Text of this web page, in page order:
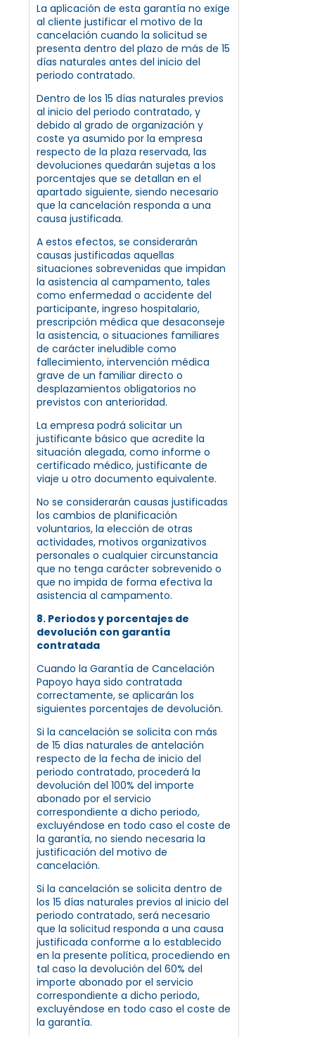
La aplicación de esta garantía no exige
al cliente justificar el motivo de la
cancelación cuando la solicitud se
presenta dentro del plazo de más de 15
días naturales antes del inicio del
periodo contratado.
Dentro de los 15 días naturales previos
al inicio del periodo contratado, y
debido al grado de organización y
coste ya asumido por la empresa
respecto de la plaza reservada, las
devoluciones quedarán sujetas a los
porcentajes que se detallan en el
apartado siguiente, siendo necesario
que la cancelación responda a una
causa justificada.
A estos efectos, se considerarán
causas justificadas aquellas
situaciones sobrevenidas que impidan
la asistencia al campamento, tales
como enfermedad o accidente del
participante, ingreso hospitalario,
prescripción médica que desaconseje
la asistencia, o situaciones familiares
de carácter ineludible como
fallecimiento, intervención médica
grave de un familiar directo o
desplazamientos obligatorios no
previstos con anterioridad.
La empresa podrá solicitar un
justificante básico que acredite la
situación alegada, como informe o
certificado médico, justificante de
viaje u otro documento equivalente.
No se considerarán causas justificadas
los cambios de planificación
voluntarios, la elección de otras
actividades, motivos organizativos
personales o cualquier circunstancia
que no tenga carácter sobrevenido o
que no impida de forma efectiva la
asistencia al campamento.
8. Periodos y porcentajes de
devolución con garantía
contratada
Cuando la Garantía de Cancelación
Papoyo haya sido contratada
correctamente, se aplicarán los
siguientes porcentajes de devolución.
Si la cancelación se solicita con más
de 15 días naturales de antelación
respecto de la fecha de inicio del
periodo contratado, procederá la
devolución del 100% del importe
abonado por el servicio
correspondiente a dicho periodo,
excluyéndose en todo caso el coste de
la garantía, no siendo necesaria la
justificación del motivo de
cancelación.
Si la cancelación se solicita dentro de
los 15 días naturales previos al inicio del
periodo contratado, será necesario
que la solicitud responda a una causa
justificada conforme a lo establecido
en la presente política, procediendo en
tal caso la devolución del 60% del
importe abonado por el servicio
correspondiente a dicho periodo,
excluyéndose en todo caso el coste de
la garantía.